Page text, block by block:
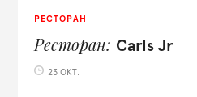
РЕСТОРАН
Ресторан Carls Jr
23 ОКТ.